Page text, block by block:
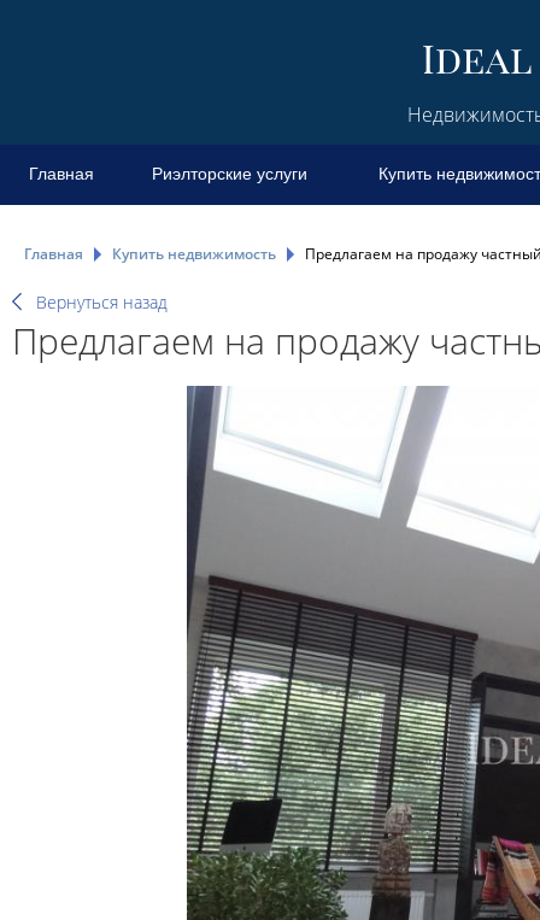
Главная Риэлторские услуги Купить
Главная Купить недвижимость Предлагаем на продажу
Вернуться назад
Предлагаем на продажу